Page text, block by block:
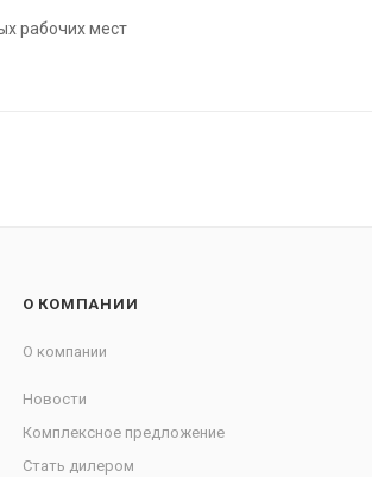
рабочих мест
О КОМПАНИИ
О компании
Новости
Комплексное предложение
Стать дилером